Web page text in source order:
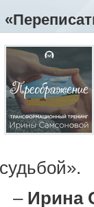
судьбой».
– Ирина